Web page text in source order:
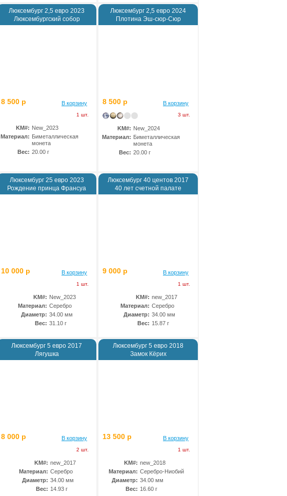
Люксембург 2,5 евро 2023
Люксембургский собор
8 500 р В корзину
1 шт.
KM#: New_2023
Материал: Биметаллическая
монета
Вес: 20.00 г
Люксембург 2,5 евро 2024
Плотина Эш-сюр-Сюр
8 500 р В корзину
3 шт.
KM#: New_2024
Материал: Биметаллическая
монета
Вес: 20.00 г
Люксембург 25 евро 2023
Рождение принца Франсуа
10 000 р В корзину
1 шт.
KM#: New_2023
Материал: Серебро
Диаметр: 34.00 мм
Вес: 31.10 г
Люксембург 40 центов 2017
40 лет счетной палате
9 000 р В корзину
1 шт.
KM#: new_2017
Материал: Серебро
Диаметр: 34.00 мм
Вес: 15.87 г
Люксембург 5 евро 2017
Лягушка
8 000 р В корзину
2 шт.
KM#: new_2017
Материал: Серебро
Диаметр: 34.00 мм
Вес: 14.93 г
Люксембург 5 евро 2018
Замок Кёрих
13 500 р В корзину
1 шт.
KM#: new_2018
Материал: Серебро-Ниобий
Диаметр: 34.00 мм
Вес: 16.60 г